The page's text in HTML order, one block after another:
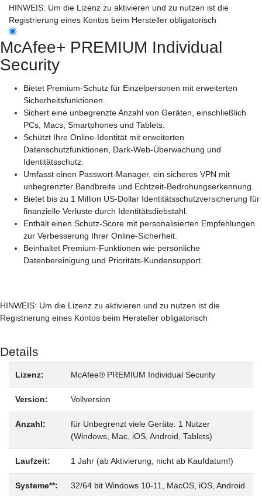
HINWEIS: Um die Lizenz zu aktivieren und zu nutzen ist die
Registrierung eines Kontos beim Hersteller obligatorisch
McAfee+ PREMIUM Individual
Security
Bietet Premium-Schutz für Einzelpersonen mit erweiterten
Sicherheitsfunktionen.
Sichert eine unbegrenzte Anzahl von Geräten, einschließlich
PCs, Macs, Smartphones und Tablets.
Schützt Ihre Online-Identität mit erweiterten
Datenschutzfunktionen, Dark-Web-Überwachung und
Identitätsschutz.
Umfasst einen Passwort-Manager, ein sicheres VPN mit
unbegrenzter Bandbreite und Echtzeit-Bedrohungserkennung.
Bietet bis zu 1 Million US-Dollar Identitätsschutzversicherung für
finanzielle Verluste durch Identitätsdiebstahl.
Enthält einen Schutz-Score mit personalisierten Empfehlungen
zur Verbesserung Ihrer Online-Sicherheit.
Beinhaltet Premium-Funktionen wie persönliche
Datenbereinigung und Prioritäts-Kundensupport.
HINWEIS: Um die Lizenz zu aktivieren und zu nutzen ist die
Registrierung eines Kontos beim Hersteller obligatorisch
Details
Lizenz: McAfee® PREMIUM Individual Security
Version: Vollversion
Anzahl:
für Unbegrenzt viele Geräte: 1 Nutzer
(Windows, Mac, iOS, Android, Tablets)
Laufzeit: 1 Jahr (ab Aktivierung, nicht ab Kaufdatum!)
Systeme**: 32/64 bit Windows 10-11, MacOS, iOS, Android